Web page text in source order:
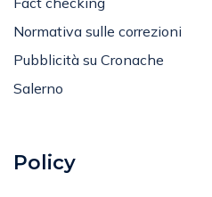
Normativa sulle correzioni
Pubblicità su Cronache
Salerno